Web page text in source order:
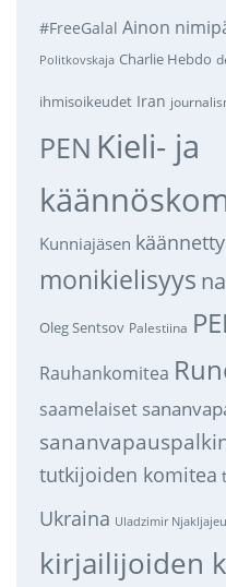
#FreeGalal Ainon
Politkovskaja Charlie Hebdo
ihmisoikeudet Iran
PEN Kieli- ja
Kunniajäsen
monikielisyys
Oleg Sentsov Palestiina
Rauhankomitea
saamelaiset
tutkijoiden komitea
Ukraina Uladzimir Njakljajeu
kirjailijoiden